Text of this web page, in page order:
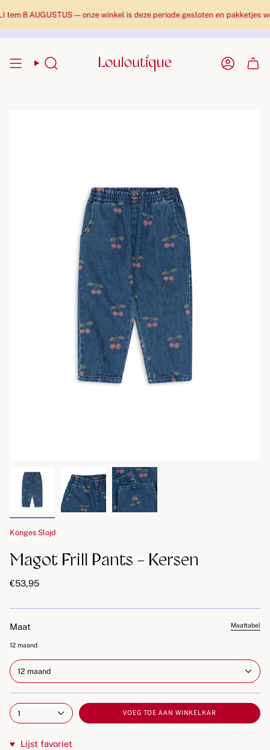
8 AUGUSTUS — onze winkel is deze periode gesloten en pakketjes
Zoekopdracht
Konges Slojd
Magot Frill Pants - Kersen
€53,95
Maat Maattabel
12 maand
12 maand
1 VOEG TOE AAN WINKELKAR
♥ Lijst favoriet